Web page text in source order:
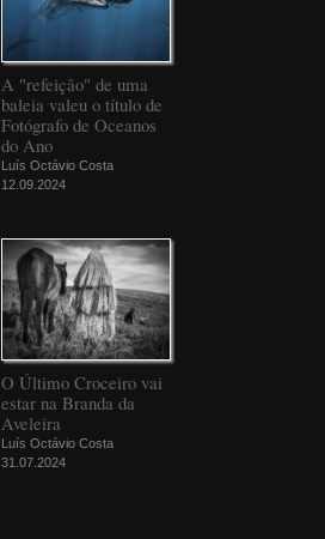
A "refeição" de uma
baleia valeu o título de
Fotógrafo de Oceanos
do Ano
Luís Octávio Costa
12.09.2024
O Último Croceiro vai
estar na Branda da
Aveleira
Luís Octávio Costa
31.07.2024